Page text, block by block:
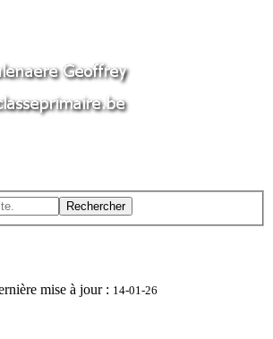
Rechercher
mise à jour : 14-01-26